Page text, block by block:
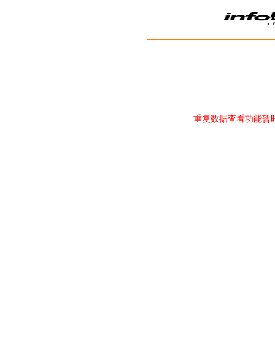
重复数据查看功能暂